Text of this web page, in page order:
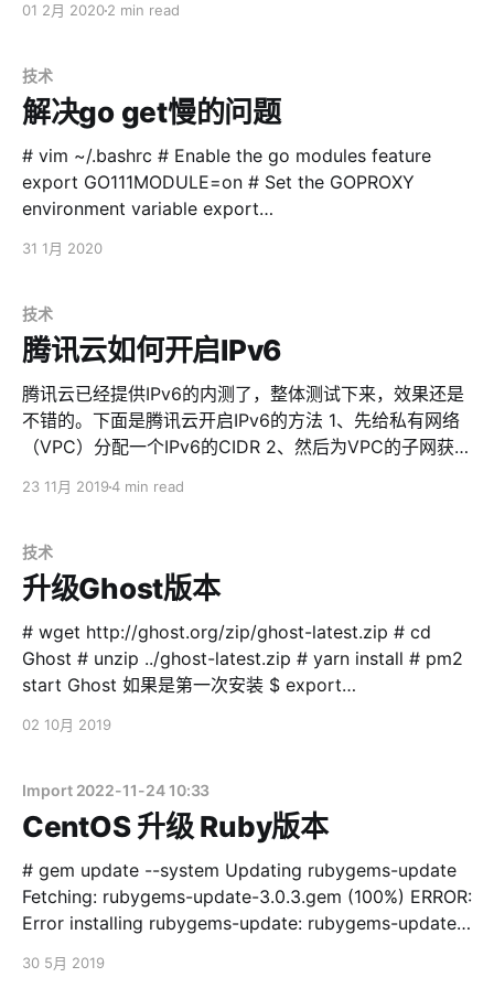
set certificate verify locations: * CAfile:
01 2月 20202 min read
技术
解决go get慢的问题
# vim ~/.bashrc # Enable the go modules feature
export GO111MODULE=on # Set the GOPROXY
environment variable export
xxxxxxxxx
31 1月 2020
技术
腾讯云如何开启IPv6
腾讯云已经提供IPv6的内测了，整体测试下来，效果还是
不错的。下面是腾讯云开启IPv6的方法 1、先给私有网络
（VPC）分配一个IPv6的CIDR 2、然后为VPC的子网获取
默认好了。比如输入221，那么显示出来的IP对应部分就
地址。这个步骤比较麻烦，需要每张弹性网卡都点击进去
进行分配。如果弹性网卡多的话，是一个重复性劳动。 IP
地址可以使用自动分配，或者自定义。自定义的话，需要
把上面子网CIDR的前面部分拷贝一下，在后面加上自定义
部分。比如子网CIDR是2402:4e00:1234:1234，那么可
以自定义为
2402:4e00:1234:1234::8888 4、如果需要刚才申请的这
址开通公网访问权限。进入『弹性公网IPv6』，点击『
23 11月 20194 min read
技术
升级Ghost版本
# wget http://ghost.org/zip/ghost-latest.zip # cd
Ghost # unzip ../ghost-latest.zip # yarn install # pm2
start Ghost 如果是第一次安装 $ export
ghost-blog $ pm2 dump $ pm2 startup centos
02 10月 2019
Import 2022-11-24 10:33
CentOS 升级 Ruby版本
# gem update --system Updating rubygems-update
Fetching: rubygems-update-3.0.3.gem (100%) ERROR:
Error installing rubygems-update: rubygems-update
executing gem ... (NoMethodError) undefined method
30 5月 2019